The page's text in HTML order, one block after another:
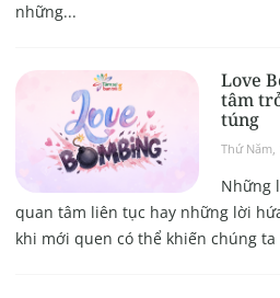
những...
Love
tâm
túng
Thứ Năm,
Những
quan tâm liên tục hay những lời
khi mới quen có thể khiến chúng